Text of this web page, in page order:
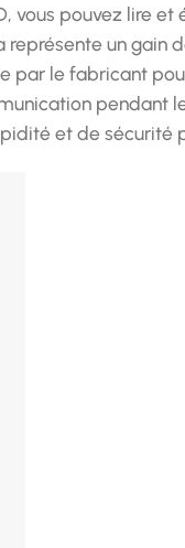
vous pouvez lire et
représente un gain
par le fabricant
pendant
et de sécurité